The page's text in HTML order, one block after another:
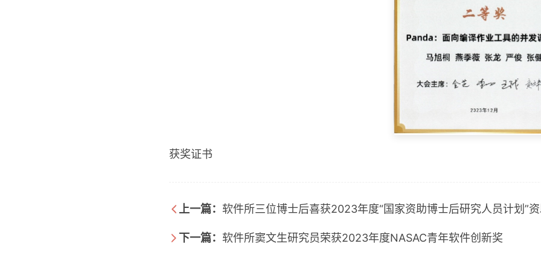
获奖证书
上一篇： 软件所三位博士后喜获2023年度“国家资助博士后研究人员计划”
下一篇： 软件所窦文生研究员荣获2023年度NASAC青年软件创新奖